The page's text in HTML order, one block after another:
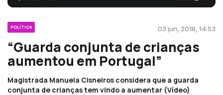
POLÍTICA 03 jun, 2018, 14:53
“Guarda conjunta de crianças
aumentou em Portugal”
Magistrada Manuela Cisneiros considera que a guarda
conjunta de crianças tem vindo a aumentar (Vídeo)